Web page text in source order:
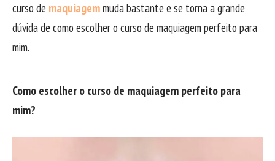
curso de maquiagemmuda bastante e se torna a grande
dúvida de como escolher o curso de maquiagem perfeito para
mim.
Como escolher o curso de maquiagem perfeito para
mim?